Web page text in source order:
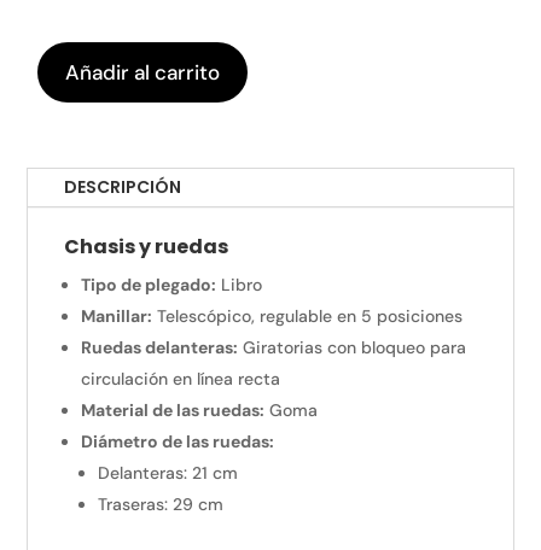
Añadir al carrito
DESCRIPCIÓN
Chasis y ruedas
Tipo de plegado: Libro
Manillar: Telescópico, regulable en 5 posiciones
Ruedas delanteras: Giratorias con bloqueo para
circulación en línea recta
Material de las ruedas: Goma
Diámetro de las ruedas:
Delanteras: 21 cm
Traseras: 29 cm